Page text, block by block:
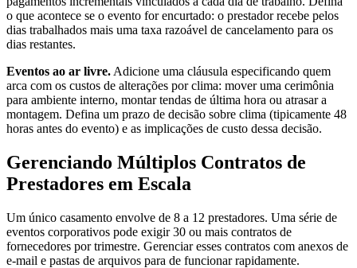
o que acontece se o evento for encurtado: o prestador recebe pelos
dias trabalhados mais uma taxa razoável de cancelamento para os
dias restantes.
Eventos ao ar livre. Adicione uma cláusula especificando quem
arca com os custos de alterações por clima: mover uma cerimônia
para ambiente interno, montar tendas de última hora ou atrasar a
montagem. Defina um prazo de decisão sobre clima (tipicamente 48
horas antes do evento) e as implicações de custo dessa decisão.
Gerenciando Múltiplos Contratos de
Prestadores em Escala
Um único casamento envolve de 8 a 12 prestadores. Uma série de
eventos corporativos pode exigir 30 ou mais contratos de
fornecedores por trimestre. Gerenciar esses contratos com anexos de
e-mail e pastas de arquivos para de funcionar rapidamente.